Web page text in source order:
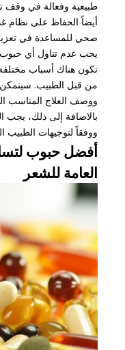
طبيعية وفعالة في وقف
أيضاً الحفاظ على نظام
صحي للمساعدة في
يجب عدم تناول أي
تكون هناك أسباب
من قبل الطبيب. سيتمكن
ووصف العلاج المناسب
بالاضافة إلى ذلك،
ووفقاً لتوجيهات الطبيب
أفضل حبوب
العامة للشعر